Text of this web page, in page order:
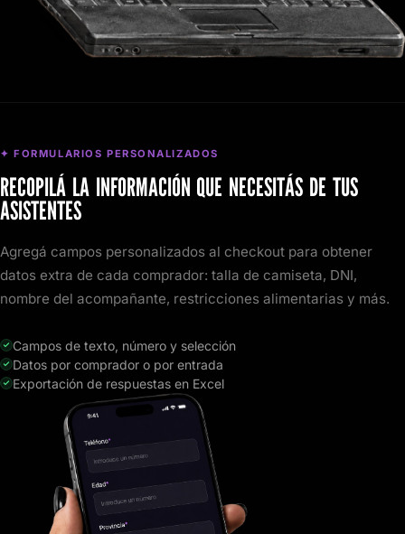
✦ FORMULARIOS PERSONALIZADOS
RECOPILÁ LA INFORMACIÓN QUE NECESITÁS DE TUS
ASISTENTES
Agregá campos personalizados al checkout para obtener
datos extra de cada comprador: talla de camiseta, DNI,
nombre del acompañante, restricciones alimentarias y más.
Campos de texto, número y selección
Datos por comprador o por entrada
Exportación de respuestas en Excel